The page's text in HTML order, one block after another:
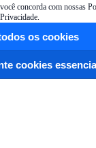
do Contador
do Consórcio
aqui!
Como
de
O diretor
concorda com nossas
Privacidade.
os cookies
cookies